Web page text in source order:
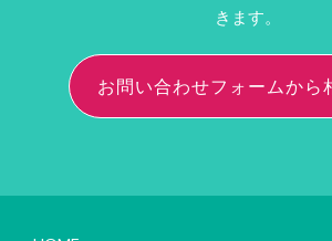
きます。
お問い合わせフォームから